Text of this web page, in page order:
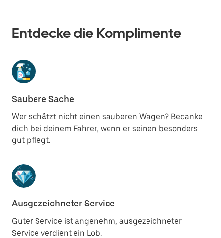
Entdecke die Komplimente
Saubere Sache
Wer schätzt nicht einen sauberen Wagen? Bedanke
dich bei deinem Fahrer, wenn er seinen besonders
gut pflegt.
Ausgezeichneter Service
Guter Service ist angenehm, ausgezeichneter
Service verdient ein Lob.